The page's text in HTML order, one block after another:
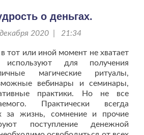
о деньгах.
2020 | 21:34
тот или иной момент не хватает
для получения
магические ритуалы,
вебинары и семинары,
практики. Но не все
Практически всегда
за жизнь, сомнение и прочие
поступление денежной